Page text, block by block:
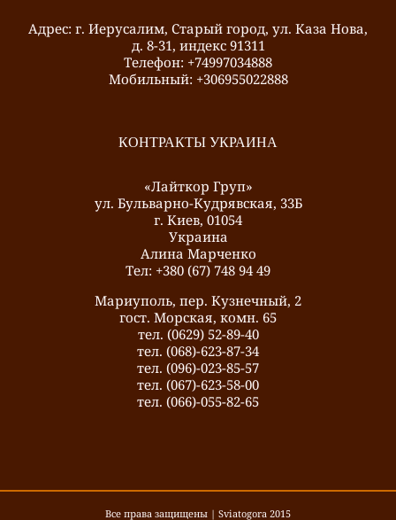
Адрес: г. Иерусалим, Старый город, ул. Каза Нова,
д. 8-31, индекс 91311
Телефон: +74997034888
Mобильный: +306955022888
КОНТРАКТЫ УКРАИНА
«Лайткор Груп»
ул. Бульварно-Кудрявская, 33Б
г. Киев, 01054
Украина
Алина Марченко
Тел: +380 (67) 748 94 49
Мариуполь, пер. Кузнечный, 2
гост. Морская, комн. 65
тел. (0629) 52-89-40
тел. (068)-623-87-34
тел. (096)-023-85-57
тел. (067)-623-58-00
тел. (066)-055-82-65
Все права защищены | Sviatogora 2015